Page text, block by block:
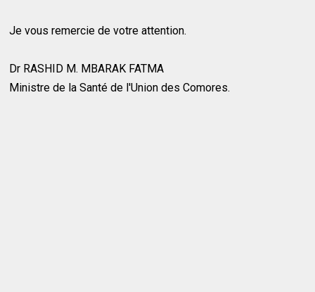
Je vous remercie de votre attention.
Dr RASHID M. MBARAK FATMA
Ministre de la Santé de l'Union des Comores.